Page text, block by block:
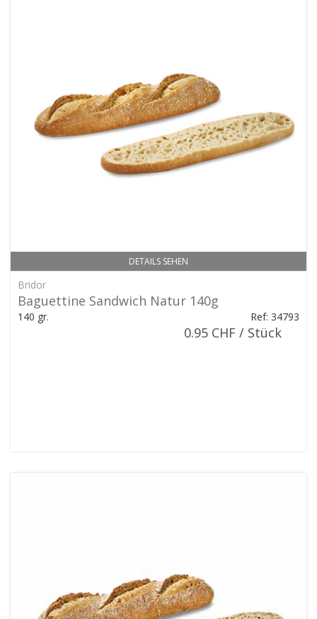
DETAILS SEHEN
Bridor
Baguettine Sandwich Natur 140g
140 gr. Ref: 34793
0.95 CHF / Stück